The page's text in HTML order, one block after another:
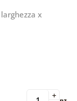
x
+